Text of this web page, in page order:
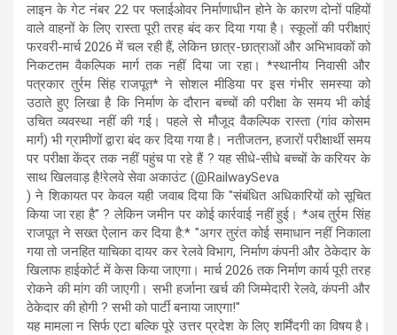
लाइन के गेट नंबर 22 पर फ्लाईओवर निर्माणाधीन होने के कारण दोनों पहियों
वाले वाहनों के लिए रास्ता पूरी तरह बंद कर दिया गया है। स्कूलों की परीक्षाएं
फरवरी-मार्च 2026 में चल रही हैं, लेकिन छात्र-छात्राओं और अभिभावकों को
निकटतम वैकल्पिक मार्ग तक नहीं दिया जा रहा। *स्थानीय निवासी और
पत्रकार तुर्रम सिंह राजपूत* ने सोशल मीडिया पर इस गंभीर समस्या को
उठाते हुए लिखा है कि निर्माण के दौरान बच्चों की परीक्षा के समय भी कोई
उचित व्यवस्था नहीं की गई। पहले से मौजूद वैकल्पिक रास्ता (गांव कोसम
मार्ग) भी ग्रामीणों द्वारा बंद कर दिया गया है। नतीजतन, हजारों परीक्षार्थी समय
पर परीक्षा केंद्र तक नहीं पहुंच पा रहे हैं ? यह सीधे-सीधे बच्चों के करियर के
साथ खिलवाड़ है!रेलवे सेवा अकाउंट (@RailwaySeva
) ने शिकायत पर केवल यही जवाब दिया कि "संबंधित अधिकारियों को सूचित
किया जा रहा है" ? लेकिन जमीन पर कोई कार्रवाई नहीं हुई। *अब तुर्रम सिंह
राजपूत ने सख्त ऐलान कर दिया है:* "अगर तुरंत कोई समाधान नहीं निकाला
गया तो जनहित याचिका दायर कर रेलवे विभाग, निर्माण कंपनी और ठेकेदार के
खिलाफ हाईकोर्ट में केस किया जाएगा। मार्च 2026 तक निर्माण कार्य पूरी तरह
रोकने की मांग की जाएगी। सभी हर्जाना खर्च की जिम्मेदारी रेलवे, कंपनी और
ठेकेदार की होगी ? सभी को पार्टी बनाया जाएगा!"
यह मामला न सिर्फ एटा बल्कि पूरे उत्तर प्रदेश के लिए शर्मिंदगी का विषय है।